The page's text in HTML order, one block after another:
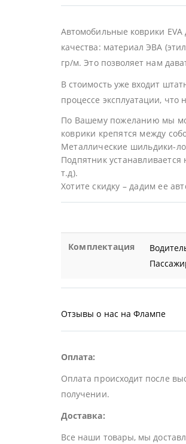
Автомобильные коврики
качества: материал ЭВА
гр/м. Это позволяет нам
В стоимость уже входит
процессе эксплуатации,
По Вашему пожеланию мы
коврики крепятся между
Металлические шильдики-
Подпятник
т.д).
Хотите скидку – дадим ее
Комплектация
Отзывы о нас на Флампе
Оплата:
Оплата происходит после
получении.
Доставка:
Все наши товары, мы